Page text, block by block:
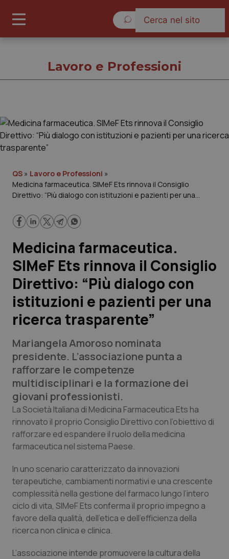
Cronache
Governo e Parlamento
Regioni e Asl
Lavoro e Professioni
Scienza e Farmaci
Studi e Analisi
Lettere al direttore
QS Pro
Professionisti Sanitari.AI
Abruzzo
Basilicata
Calabria
Campania
Emilia-Romagna
Friuli Venezia Giulia
QS Pro Gold
Artrite & artrosi
Asma & BPCO
Car-T
Colesterolo & coronaropatie
Dermatite Atopica
QS Club Newsletter
Lavoro e Professioni
QS » Lavoro e Professioni »
Medicina farmaceutica. SIMeF Ets rinnova il Consiglio
Direttivo: “Più dialogo con istituzioni e pazienti per una
Medicina farmaceutica.
SIMeF Ets rinnova il Consiglio
Direttivo: “Più dialogo con
istituzioni e pazienti per una
ricerca trasparente”
Mariangela Amoroso nominata
presidente. L’associazione punta a
rafforzare le competenze
multidisciplinari e la formazione dei
giovani professionisti.
La Società Italiana di Medicina Farmaceutica Ets ha
rinnovato il proprio Consiglio Direttivo con l’obiettivo di
rafforzare ed espandere il ruolo della medicina
farmaceutica nel sistema Paese.
In uno scenario caratterizzato da innovazioni
terapeutiche, cambiamenti normativi e una crescente
complessità nella gestione del farmaco lungo l’intero
ciclo di vita, SIMeF Ets conferma il proprio impegno a
favore della qualità, dell’etica e dell’efficienza della
ricerca non clinica e clinica.
L’associazione intende promuovere la cultura della